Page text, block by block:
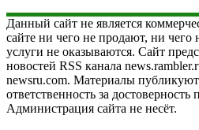
Данный сайт не является
сайте ни чего не продают, ни
услуги не оказываются. Сайт
новостей RSS канала
newsru.com. Материалы
ответственность за
Администрация сайта не несёт.